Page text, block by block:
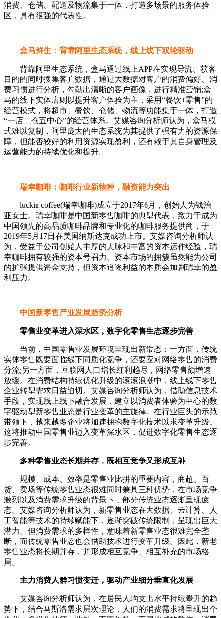
消费、仓储、配送及物流集于一体，打造多场景的服务体验
区，具有很强的代表性。
盒马鲜生：背靠阿里生态系统，线上线下双轮驱动
背靠阿里生态系统，盒马通过线上APP在实现导流、获客
目的的同时搜集客户数据，通过大数据对客户的消费偏好、消
费习惯进行分析，勾勒出清晰的客户画像，进行精准营销;盒
马的线下实体店则以提升客户体验为主，采用“餐饮+零售”的
经营模式，将超市、餐饮、仓储、物流等功能集于一体，打造
“一店二仓五中心”的经营体系。艾媒咨询分析师认为，盒马模
式难以复制，阿里庞大的生态系统为其提供了强有力的资源保
障，但能否较好的利用资源实现盈利，还有赖于其自身管理及
运营能力的持续优化和提升。
瑞幸咖啡：咖啡行业新物种，融资能力突出
luckin coffee(瑞幸咖啡)成立于2017年6月，创始人为钱治
亚女士。瑞幸咖啡是中国新零售咖啡的典型代表，致力于成为
中国领先的高品质咖啡品牌和专业化的咖啡服务提供商，于
2019年5月17日在美国纳斯达克成功上市。艾媒咨询分析师认
为，受益于公司创始人丰厚的人脉和丰富的资本运作经验，瑞
幸咖啡拥有较强的资本号召力。资本市场的拥簇虽然能为公司
的扩张提供资金支持，但资本追逐利益的本质会加剧瑞幸的盈
利压力。
中国新零售产业发展趋势分析
零售业变革进入深水区，数字化零售生态逐步完善
当前，中国零售业发展环境呈现出新常态：一方面，传统
实体零售既要面临线下同质化竞争，还要应对网络零售的消费
分流;另一方面，互联网人口增长红利趋尽，网络零售额增速
放缓。在消费结构持续优化升级的滚滚浪潮中，线上线下零售
企业转型需求日益迫切。艾媒咨询分析师认为，借助信息技术
手段，实现线上线下融合发展，建立以消费者体验为中心的数
字驱动型新零售业态是行业变革的主旋律。在行业巨头的示范
带领下，越来越多企业将加速拥抱数字化技术以求变革升级。
这将推动中国零售业迈入变革深水区，促进数字化零售生态逐
步完善。
多种零售业态长期并存，既相互竞争又形成互补
规模、成本、效率是零售业比拼的重要内容，商超、百
货、卖场等传统零售业态很难同时兼具三种优势，在市场竞争
激烈以及消费需求升级的背景下，部分传统业态逐渐呈现疲
态。艾媒咨询分析师认为，新零售业态在大数据、云计算、人
工智能等技术的持续赋能下，逐渐突破传统限制，呈现出巨大
潜力。但消费需求的多样性，意味着新零售业态很难完全垄
断，而传统零售业态也会借助技术进行变革升级。因此，新老
零售业态将长期并存，并形成相互竞争、相互补充的市场格
局。
主力消费人群习惯变迁，驱动产业细分垂直化发展
艾媒咨询分析师认为，在居民人均支出水平持续攀升的趋
势下，结合马斯洛需求层次理论，人们的消费需求将呈现出个